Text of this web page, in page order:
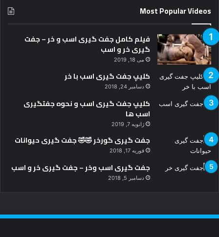
Most Popular Videos
فیلم کامل جفت گیری اسب و خر – جفت
گیری خر و اسب
می 18, 2019
کلیپ جفت گیری اسب با خر
دسامبر 24, 2018
کلیپ جفت گیری اسب و نحوه جفتگیری
اسب ها
ژانویه 7, 2019
جفت گیری گورخر 🤣🤣 جفت گیری حیوانات
فوریه 17, 2018
جفت گیری اسب وخر – جفت گیری خر و اسب
دسامبر 5, 2018